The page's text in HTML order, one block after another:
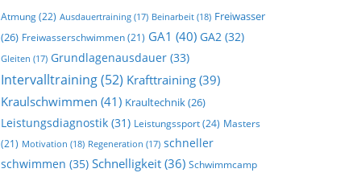
Atmung(22) Ausdauertraining (17) Beinarbeit (18) Freiwasser
(26) Freiwasserschwimmen (21) GA1 (40) GA2 (32)
Gleiten (17) Grundlagenausdauer (33)
Intervalltraining(52) Krafttraining (39)
Kraulschwimmen (41) Kraultechnik(26)
Leistungsdiagnostik (31) Leistungssport(24) Masters
(21) Motivation (18) Regeneration (17) schneller
schwimmen (35) Schnelligkeit (36) Schwimmcamp